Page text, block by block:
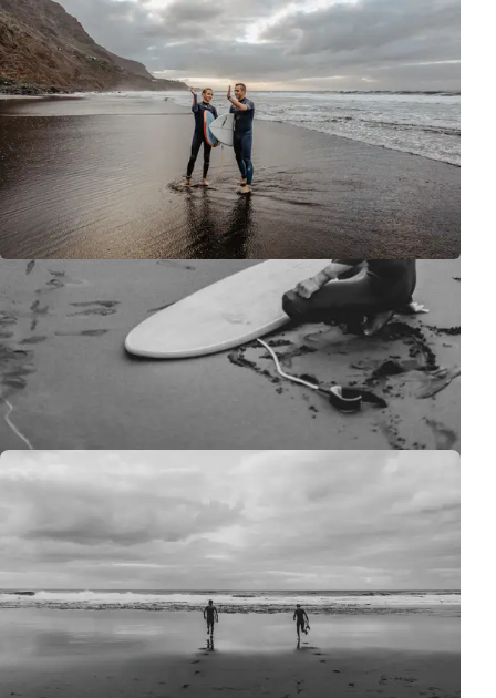
Cada playa en Tenerife tiene su carácter, pero Playa del Socorro
es especial. Aquí la naturaleza manda, y nosotros solo podemos
admirar su poder y belleza, tratando de capturar estos momentos
únicos.